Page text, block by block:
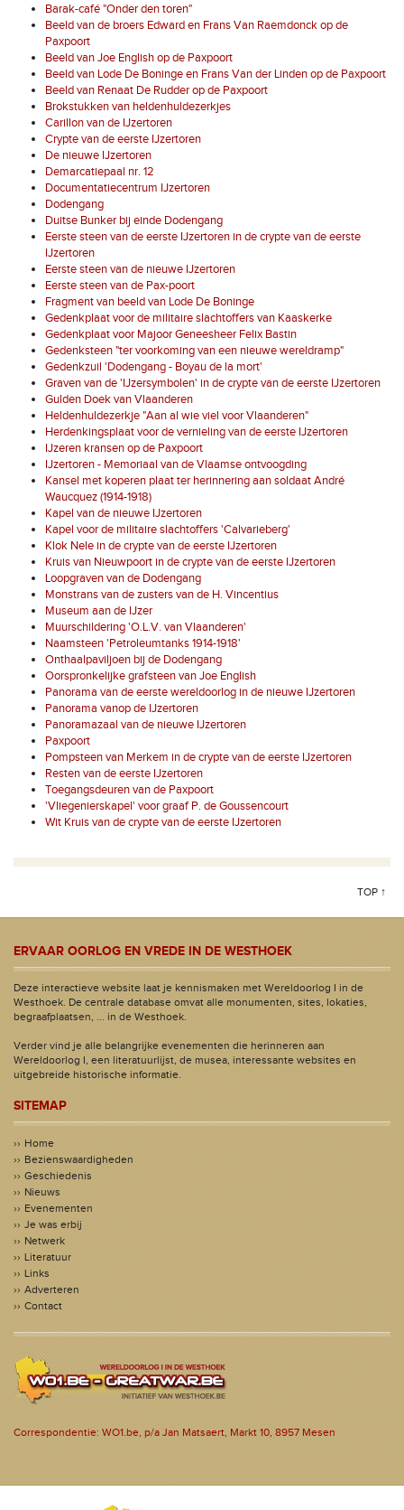
Barak-café "Onder den toren"
Beeld van de broers Edward en Frans Van Raemdonck op de
Paxpoort
Beeld van Joe English op de Paxpoort
Beeld van Lode De Boninge en Frans Van der Linden op de Paxpoort
Beeld van Renaat De Rudder op de Paxpoort
Brokstukken van heldenhuldezerkjes
Carillon van de IJzertoren
Crypte van de eerste IJzertoren
De nieuwe IJzertoren
Demarcatiepaal nr. 12
Documentatiecentrum IJzertoren
Dodengang
Duitse Bunker bij einde Dodengang
Eerste steen van de eerste IJzertoren in de crypte van de eerste
IJzertoren
Eerste steen van de nieuwe IJzertoren
Eerste steen van de Pax-poort
Fragment van beeld van Lode De Boninge
Gedenkplaat voor de militaire slachtoffers van Kaaskerke
Gedenkplaat voor Majoor Geneesheer Felix Bastin
Gedenksteen "ter voorkoming van een nieuwe wereldramp"
Gedenkzuil 'Dodengang - Boyau de la mort'
Graven van de 'IJzersymbolen' in de crypte van de eerste IJzertoren
Gulden Doek van Vlaanderen
Heldenhuldezerkje "Aan al wie viel voor Vlaanderen"
Herdenkingsplaat voor de vernieling van de eerste IJzertoren
IJzeren kransen op de Paxpoort
IJzertoren - Memoriaal van de Vlaamse ontvoogding
Kansel met koperen plaat ter herinnering aan soldaat André
Waucquez (1914-1918)
Kapel van de nieuwe IJzertoren
Kapel voor de militaire slachtoffers 'Calvarieberg'
Klok Nele in de crypte van de eerste IJzertoren
Kruis van Nieuwpoort in de crypte van de eerste IJzertoren
Loopgraven van de Dodengang
Monstrans van de zusters van de H. Vincentius
Museum aan de IJzer
Muurschildering 'O.L.V. van Vlaanderen'
Naamsteen 'Petroleumtanks 1914-1918'
Onthaalpaviljoen bij de Dodengang
Oorspronkelijke grafsteen van Joe English
Panorama van de eerste wereldoorlog in de nieuwe IJzertoren
Panorama vanop de IJzertoren
Panoramazaal van de nieuwe IJzertoren
Paxpoort
Pompsteen van Merkem in de crypte van de eerste IJzertoren
Resten van de eerste IJzertoren
Toegangsdeuren van de Paxpoort
'Vliegenierskapel' voor graaf P. de Goussencourt
Wit Kruis van de crypte van de eerste IJzertoren
TOP ↑
ERVAAR OORLOG EN VREDE IN DE WESTHOEK
Deze interactieve website laat je kennismaken met Wereldoorlog I in de
Westhoek. De centrale database omvat alle monumenten, sites, lokaties,
begraafplaatsen, ... in de Westhoek.
Verder vind je alle belangrijke evenementen die herinneren aan
Wereldoorlog I, een literatuurlijst, de musea, interessante websites en
uitgebreide historische informatie.
SITEMAP
Home
Bezienswaardigheden
Geschiedenis
Nieuws
Evenementen
Je was erbij
Netwerk
Literatuur
Links
Adverteren
Contact
Correspondentie: WO1.be, p/a Jan Matsaert, Markt 10, 8957 Mesen